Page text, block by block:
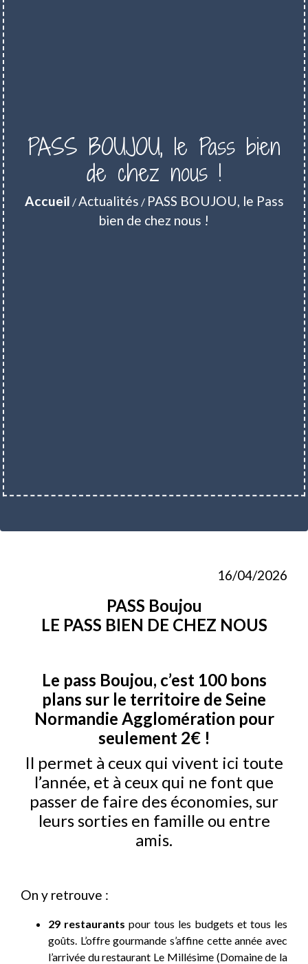
PASS BOUJOU, le Pass bien
de chez nous !
Accueil /Actualités / PASS BOUJOU, le Pass
bien de chez nous !
16/04/2026
PASS Boujou
LE PASS BIEN DE CHEZ NOUS
Le pass Boujou, c’est 100 bons
plans sur le territoire de Seine
Normandie Agglomération pour
seulement 2€ !
Il permet à ceux qui vivent ici toute
l’année, et à ceux qui ne font que
passer de faire des économies, sur
leurs sorties en famille ou entre
amis.
On y retrouve :
29 restaurants pour tous les budgets et tous les
goûts. L’offre gourmande s’affine cette année avec
l’arrivée du restaurant Le Millésime (Domaine de la